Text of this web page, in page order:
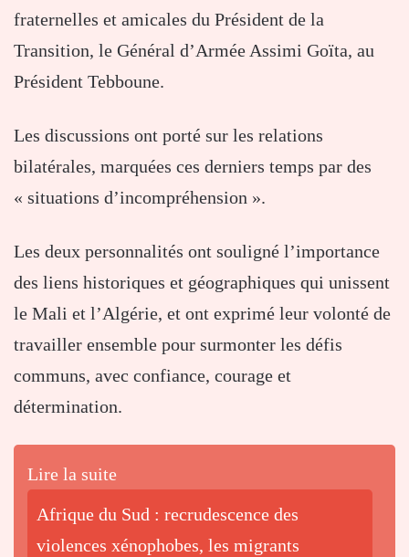
fraternelles et amicales du Président de la
Transition, le Général d’Armée Assimi Goïta, au
Président Tebboune.
Les discussions ont porté sur les relations
bilatérales, marquées ces derniers temps par des
« situations d’incompréhension ».
Les deux personnalités ont souligné l’importance
des liens historiques et géographiques qui unissent
le Mali et l’Algérie, et ont exprimé leur volonté de
travailler ensemble pour surmonter les défis
communs, avec confiance, courage et
détermination.
Lire la suite
Afrique du Sud : recrudescence des
violences xénophobes, les migrants